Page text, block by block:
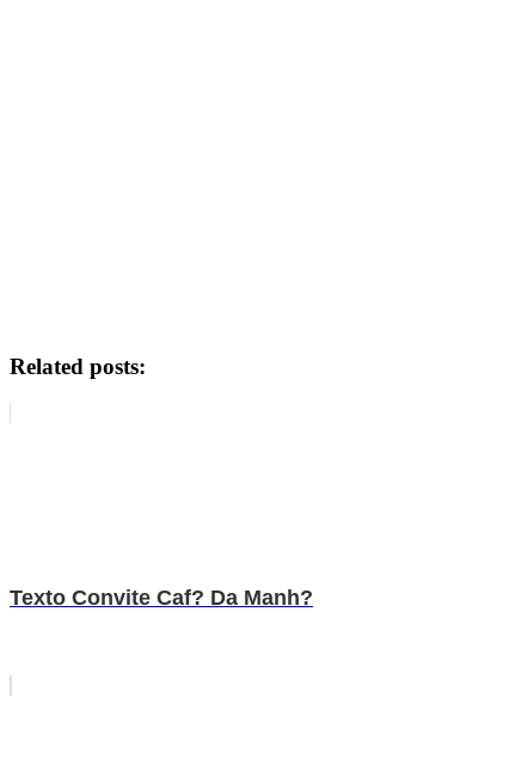
Related posts:
Texto Convite Caf? Da Manh?